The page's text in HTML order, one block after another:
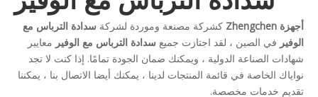
أجهزة Zhengchen كشركة مصنعة وموردة لشركة سدادة الترباس مع
الوفير في الصين ، لقد اجتازت جميع سدادة الترباس مع الوفير معايير
شهادات الصناعة الدولية ، ويمكنك ضمان الجودة تمامًا. إذا كنت لا تجد
نواياك الخاصة في قائمة المنتجات لدينا ، يمكنك أيضا الاتصال بنا ، يمكننا
تقديم خدمات مخصصة.